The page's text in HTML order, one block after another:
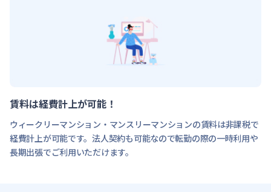
賃料は経費計上が可能！
ウィークリーマンション・マンスリーマンションの賃料は非課税で
経費計上が可能です。法人契約も可能なので転勤の際の一時利用や
長期出張でご利用いただけます。